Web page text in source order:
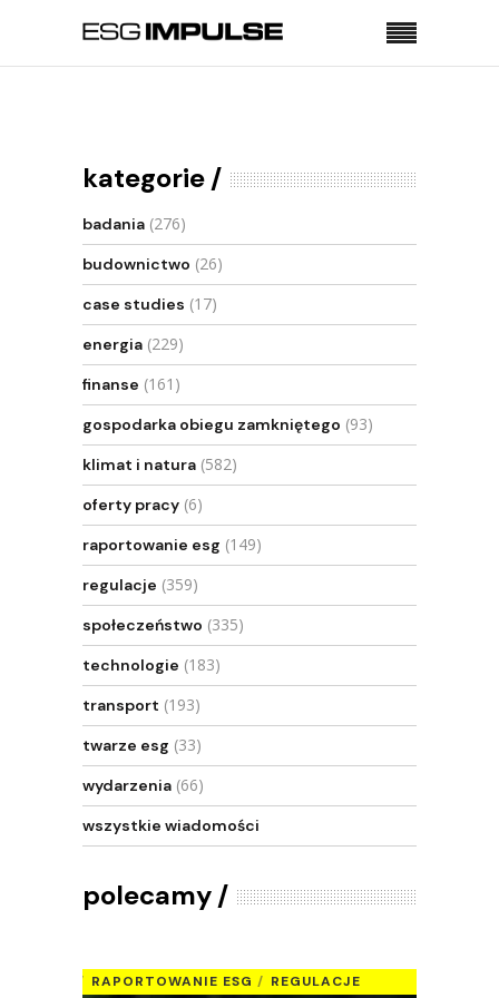
kategorie
badania (276)
budownictwo (26)
case studies (17)
energia (229)
finanse (161)
gospodarka obiegu zamkniętego (93)
klimat i natura (582)
oferty pracy (6)
raportowanie esg (149)
regulacje (359)
społeczeństwo (335)
technologie (183)
transport (193)
twarze esg (33)
wydarzenia (66)
wszystkie wiadomości
polecamy
RAPORTOWANIE ESG REGULACJE